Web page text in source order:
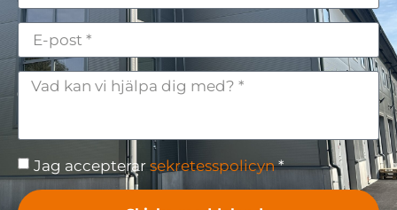
Jag accepterar sekretesspolicyn*